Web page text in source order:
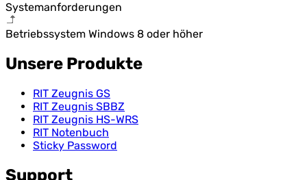
Systemanforderungen
Betriebssystem Windows 8 oder höher
Unsere Produkte
RIT Zeugnis GS
RIT Zeugnis SBBZ
RIT Zeugnis HS-WRS
RIT Notenbuch
Sticky Password
Support